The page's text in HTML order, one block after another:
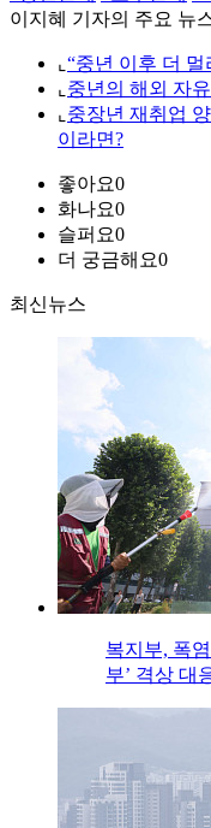
이지혜 기자의 주요 뉴
⌞ “중년 이후 더
⌞ 중년의 해외 자
⌞ 중장년 재취업
이라면?
좋아요0
화나요0
슬퍼요0
더 궁금해요0
최신뉴스
복지부, 폭
부’ 격상 대